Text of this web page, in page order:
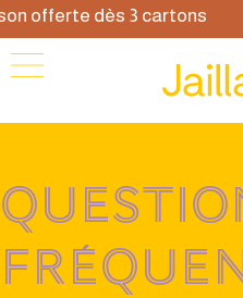
offerte dès 3 cartons